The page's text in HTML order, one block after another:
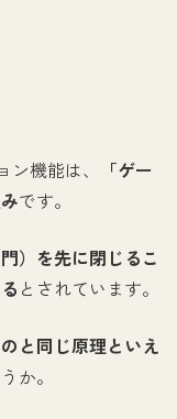
機能は、
「ゲー
です。
）を先に閉じるこ
とされています。
と同じ原理といえ
か。